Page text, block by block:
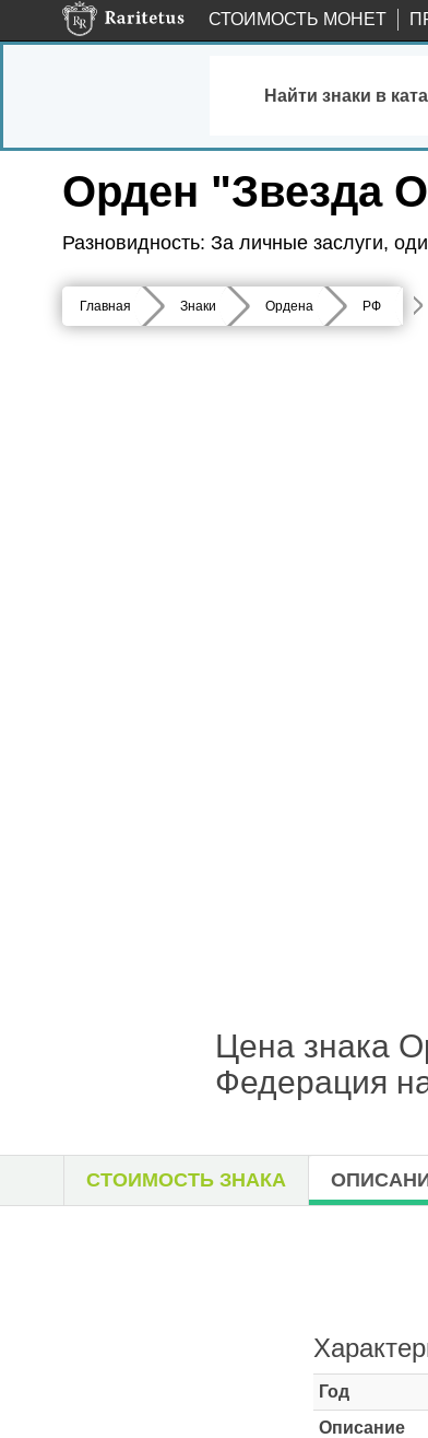
СТОИМОСТЬ МОНЕТ
Найти знаки в
Орден "Звезда
Разновидность: За личные заслуги,
Главная Знаки Ордена РФ
Цена знака
Федерация
СТОИМОСТЬ ЗНАКА
Год
Описание